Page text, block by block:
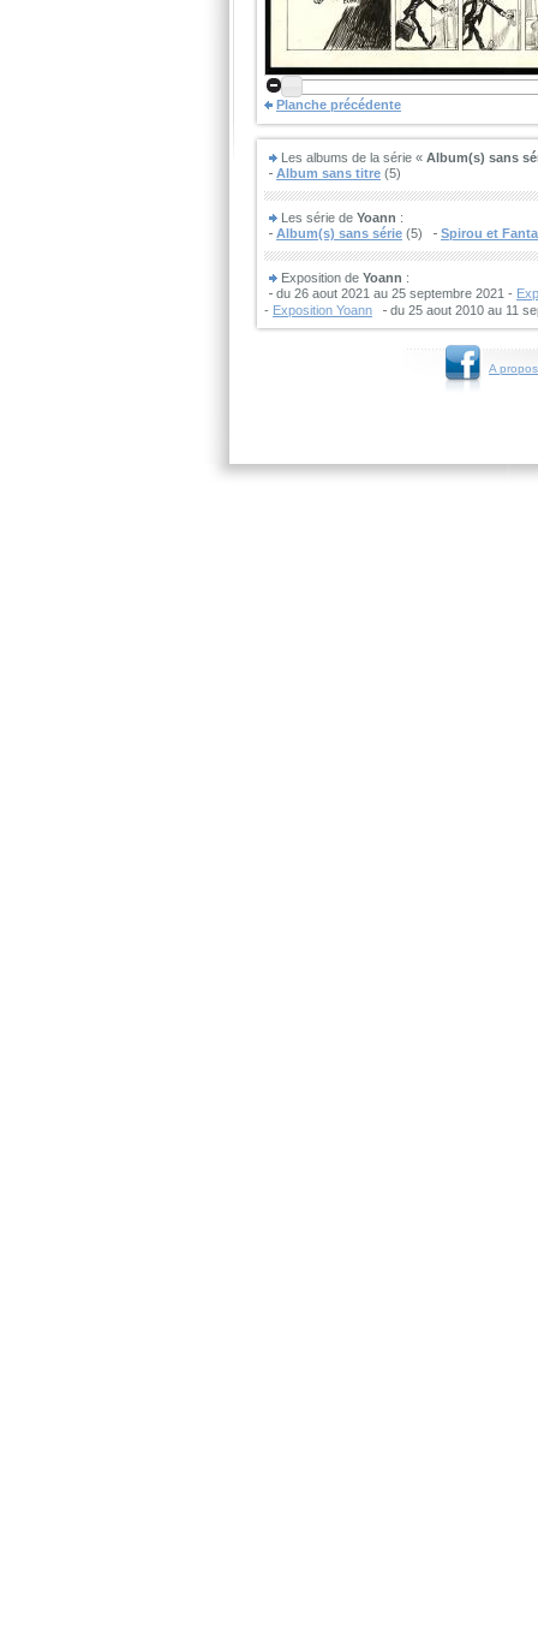
Planche précédente
Les albums de la série « Album(s) sans
Album sans titre (5)
Les série de Yoann :
Album(s) sans série (5) Spirou et
Exposition de Yoann :
du 26 aout 2021 au 25 septembre 2021 -
- Exposition Yoann du 25 aout 2010 au 11
A